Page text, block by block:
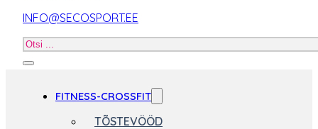
INFO@SECOSPORT.EE
Otsi
FITNESS-CROSSFIT
TÕSTEVÖÖD